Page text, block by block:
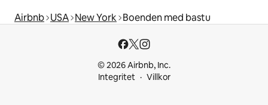
Airbnb USA New York Boenden med bastu
© 2026 Airbnb, Inc.
Integritet
Villkor